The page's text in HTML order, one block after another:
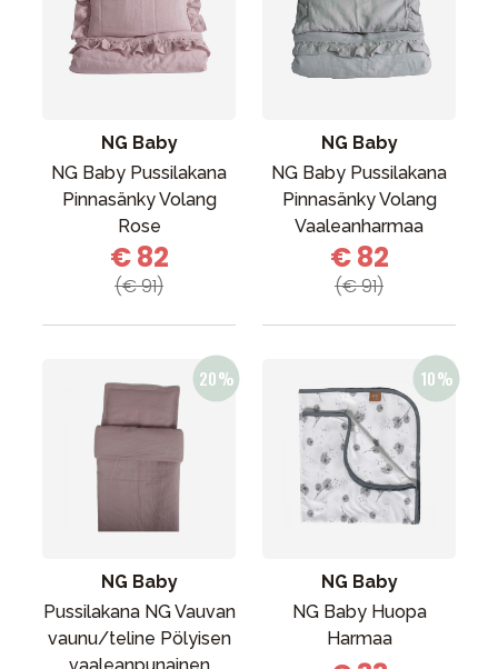
NG Baby
NG Baby Pussilakana
Pinnasänky Volang
Rose
€ 82
(€ 91)
NG Baby
NG Baby Pussilakana
Pinnasänky Volang
Vaaleanharmaa
€ 82
(€ 91)
NG Baby
Pussilakana NG Vauvan
vaunu/teline Pölyisen
NG Baby
NG Baby Huopa
Harmaa
Huonekalut & vuodevaatteet
Tarvikkeet
Lahjavinkkejä
Suosikit
Aurinko ja uinti
Ota meihin yhteyttä osoitteessa
Myymälämme